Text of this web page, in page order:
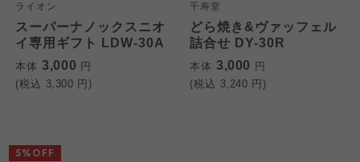
ライオン
スーパーナノックスニオ
イ専用ギフト LDW-30A
本体 3,000 円
(税込 3,300 円)
千寿堂
どら焼き&ヴァッフェル
詰合せ DY-30R
本体 3,000 円
(税込 3,240 円)
5%OFF